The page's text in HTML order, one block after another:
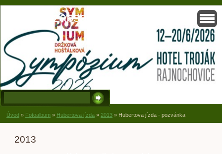
Solisko, zapsaný spolek, Držková
Úvod » Fotoalbum » Hubertova jízda » 2013 » Hubertova jízda - pozvánka
2013